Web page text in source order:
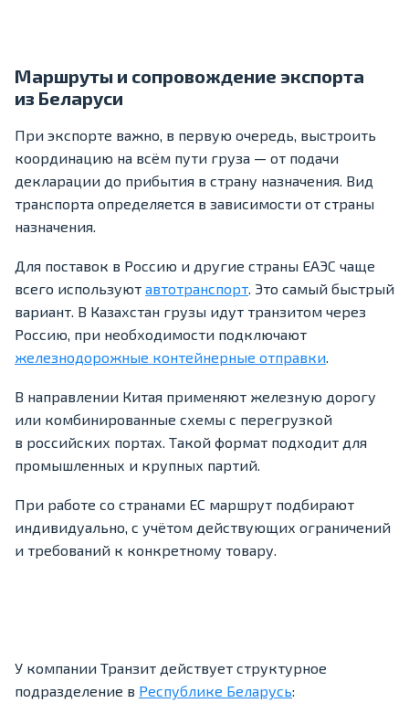
Маршруты и сопровождение экспорта
из Беларуси
При экспорте важно, в первую очередь, выстроить
координацию на всём пути груза — от подачи
декларации до прибытия в страну назначения. Вид
транспорта определяется в зависимости от страны
назначения.
Для поставок в Россию и другие страны ЕАЭС чаще
всего используют автотранспорт. Это самый быстрый
вариант. В Казахстан грузы идут транзитом через
Россию, при необходимости подключают
железнодорожные контейнерные отправки.
В направлении Китая применяют железную дорогу
или комбинированные схемы с перегрузкой
в российских портах. Такой формат подходит для
промышленных и крупных партий.
При работе со странами ЕС маршрут подбирают
индивидуально, с учётом действующих ограничений
и требований к конкретному товару.
У компании Транзит действует структурное
подразделение в Республике Беларусь: